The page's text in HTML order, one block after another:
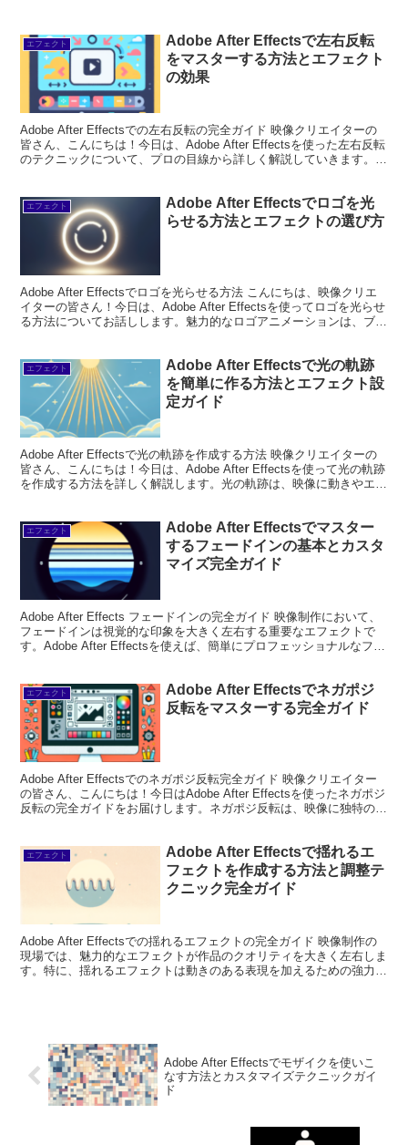
エフェクト
Adobe After Effectsで左右反転
をマスターする方法とエフェクト
の効果
Adobe After Effectsでの左右反転の完全ガイド 映像クリエイターの
皆さん、こんにちは！今日は、Adobe After Effectsを使った左右反転
のテクニックについて、プロの目線から詳しく解説していきます。左
エフェクト
Adobe After Effectsでロゴを光
らせる方法とエフェクトの選び方
Adobe After Effectsでロゴを光らせる方法 こんにちは、映像クリエ
イターの皆さん！今日は、Adobe After Effectsを使ってロゴを光らせ
る方法についてお話しします。魅力的なロゴアニメーションは、ブラ
エフェクト
Adobe After Effectsで光の軌跡
を簡単に作る方法とエフェクト設
定ガイド
Adobe After Effectsで光の軌跡を作成する方法 映像クリエイターの
皆さん、こんにちは！今日は、Adobe After Effectsを使って光の軌跡
を作成する方法を詳しく解説します。光の軌跡は、映像に動きやエモ
エフェクト
Adobe After Effectsでマスター
するフェードインの基本とカスタ
マイズ完全ガイド
Adobe After Effects フェードインの完全ガイド 映像制作において、
フェードインは視覚的な印象を大きく左右する重要なエフェクトで
す。Adobe After Effectsを使えば、簡単にプロフェッショナルなフェ
エフェクト
Adobe After Effectsでネガポジ
反転をマスターする完全ガイド
Adobe After Effectsでのネガポジ反転完全ガイド 映像クリエイター
の皆さん、こんにちは！今日はAdobe After Effectsを使ったネガポジ
反転の完全ガイドをお届けします。ネガポジ反転は、映像に独特の雰
エフェクト
Adobe After Effectsで揺れるエ
フェクトを作成する方法と調整テ
クニック完全ガイド
Adobe After Effectsでの揺れるエフェクトの完全ガイド 映像制作の
現場では、魅力的なエフェクトが作品のクオリティを大きく左右しま
す。特に、揺れるエフェクトは動きのある表現を加えるための強力な
Adobe After Effectsでモザイクを使いこ
なす方法とカスタマイズテクニックガイ
ド